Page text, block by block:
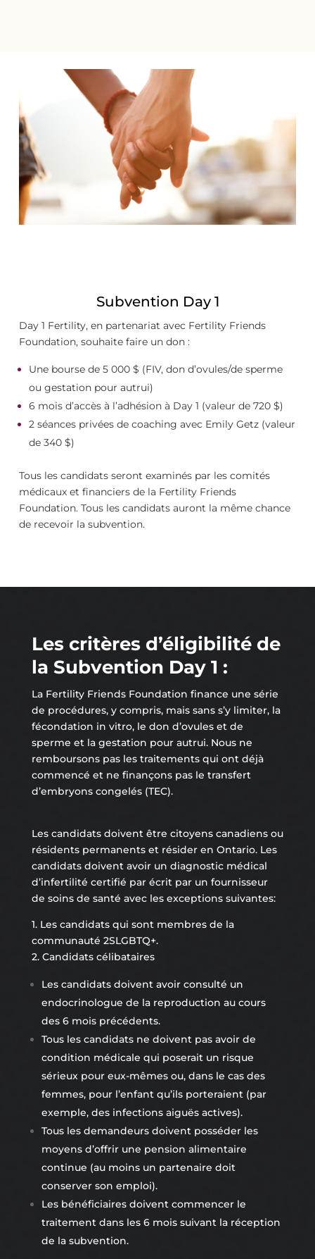
Subvention Day 1
Day 1 Fertility, en partenariat avec Fertility Friends
Foundation, souhaite faire un don :
Une bourse de 5 000 $ (FIV, don d’ovules/de sperme
ou gestation pour autrui)
6 mois d’accès à l’adhésion à Day 1 (valeur de 720 $)
2 séances privées de coaching avec Emily Getz (valeur
de 340 $)
Tous les candidats seront examinés par les comités
médicaux et financiers de la Fertility Friends
Foundation. Tous les candidats auront la même chance
de recevoir la subvention.
Les critères d’éligibilité de
la Subvention Day 1 :
La Fertility Friends Foundation finance une série
de procédures, y compris, mais sans s’y limiter, la
fécondation in vitro, le don d’ovules et de
sperme et la gestation pour autrui. Nous ne
remboursons pas les traitements qui ont déjà
commencé et ne finançons pas le transfert
d’embryons congelés (TEC).
Les candidats doivent être citoyens canadiens ou
résidents permanents et résider en Ontario. Les
candidats doivent avoir un diagnostic médical
d’infertilité certifié par écrit par un fournisseur
de soins de santé avec les exceptions suivantes:
1. Les candidats qui sont membres de la
communauté 2SLGBTQ+.
2. Candidats célibataires
Les candidats doivent avoir consulté un
endocrinologue de la reproduction au cours
des 6 mois précédents.
Tous les candidats ne doivent pas avoir de
condition médicale qui poserait un risque
sérieux pour eux-mêmes ou, dans le cas des
femmes, pour l’enfant qu’ils porteraient (par
exemple, des infections aiguës actives).
Tous les demandeurs doivent posséder les
moyens d’offrir une pension alimentaire
continue (au moins un partenaire doit
conserver son emploi).
Les bénéficiaires doivent commencer le
traitement dans les 6 mois suivant la réception
de la subvention.